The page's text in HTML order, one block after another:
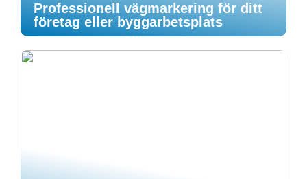
Professionell vägmarkering för ditt
företag eller byggarbetsplats